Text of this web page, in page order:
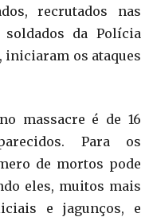
recrutados nas
da Polícia
os ataques
massacre é de 16
Para os
de mortos pode
eles, muitos mais
e jagunços, e